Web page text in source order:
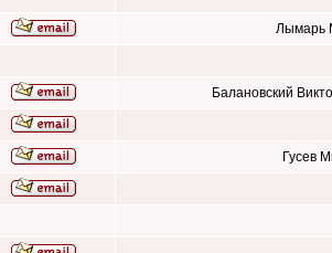
Лымарь
Балановский
Гусев